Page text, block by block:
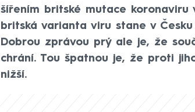
šířením britské mutace koronaviru
britská varianta viru stane v
Dobrou zprávou prý ale je, že
chrání. Tou špatnou je, že proti
nižší.